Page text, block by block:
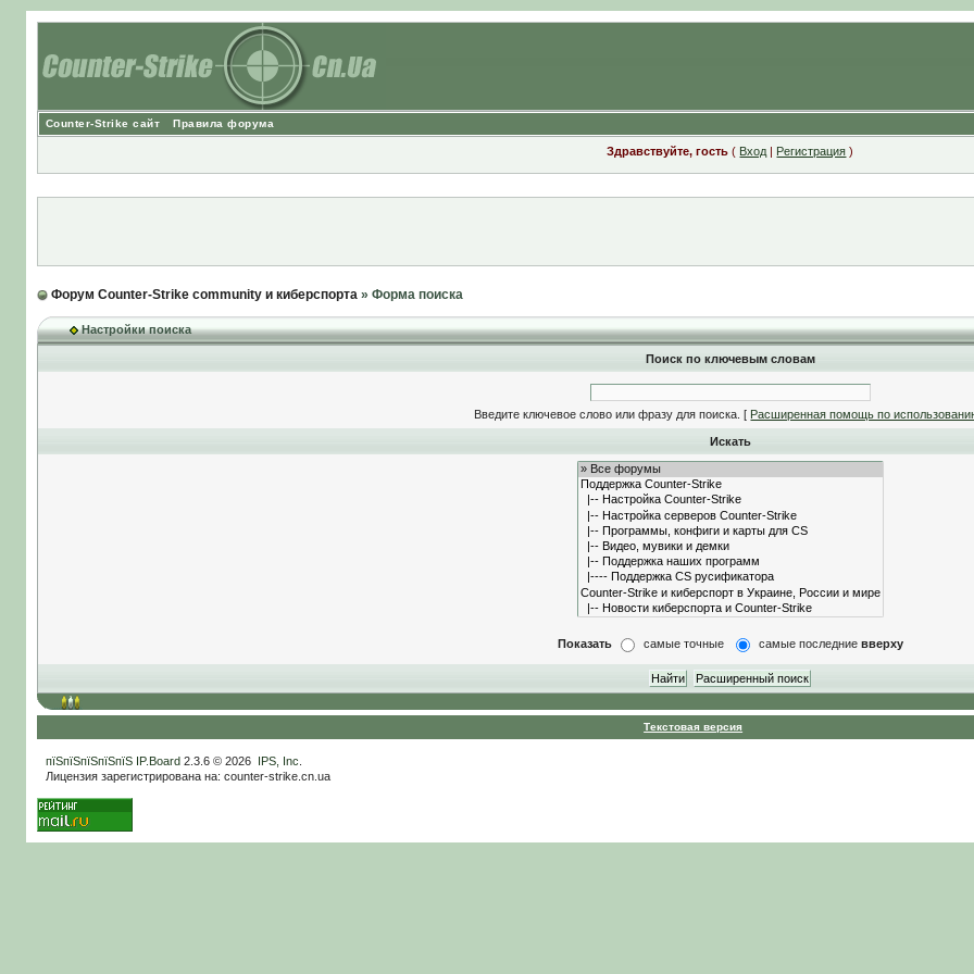
Counter-Strike сайт Правила форума
Здравствуйте, гость ( Вход | Регистрация )
Форум Counter-Strike community и киберспорта» Форма поиска
Настройки поиска
Поиск по ключевым словам
Введите ключевое слово или фразу для поиска. [ Расширенная помощь по
Искать
Показать самые точные самые последние вверху
Текстовая версия
пїЅпїЅпїЅпїЅпїЅ IP.Board2.3.6 © 2026 IPS, Inc
Лицензия зарегистрирована на: counter-strike.cn.ua